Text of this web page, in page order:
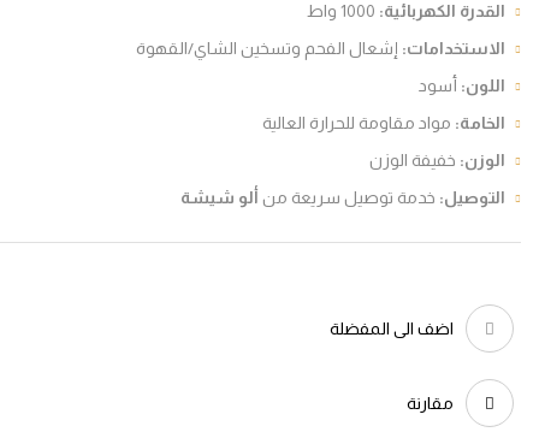
الكهربائية:1000 واط
:إشعال الفحم وتسخين الشاي/القهوة
:أسود
:مواد مقاومة للحرارة العالية
:خفيفة الوزن
:خدمة توصيل سريعة منألو شيشة
اضف الى المفضلة
مقارنة